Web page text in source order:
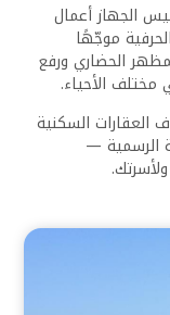
الجهاز أعمال
موجّهًا
الحضاري ورفع
الأحياء.
العقارات السكنية
الرسمية —